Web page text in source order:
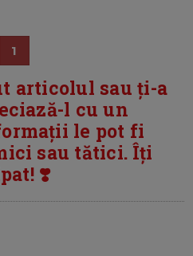
1
articolul sau ți-a
l cu un
le pot fi
sau tătici. Îți
❣️